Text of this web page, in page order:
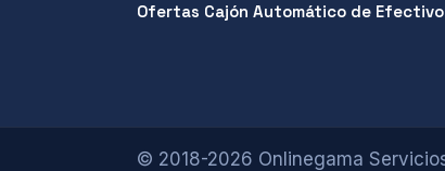
Ofertas Cajón Automático de Efectivo
© 2018-2026 Onlinegama